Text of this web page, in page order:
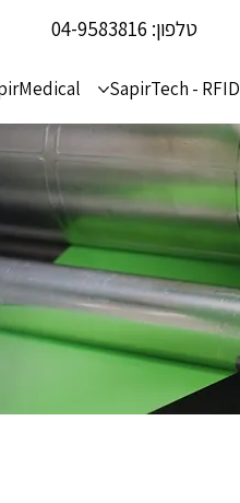
SapirTech - RFID
טלפון: 04-9583816